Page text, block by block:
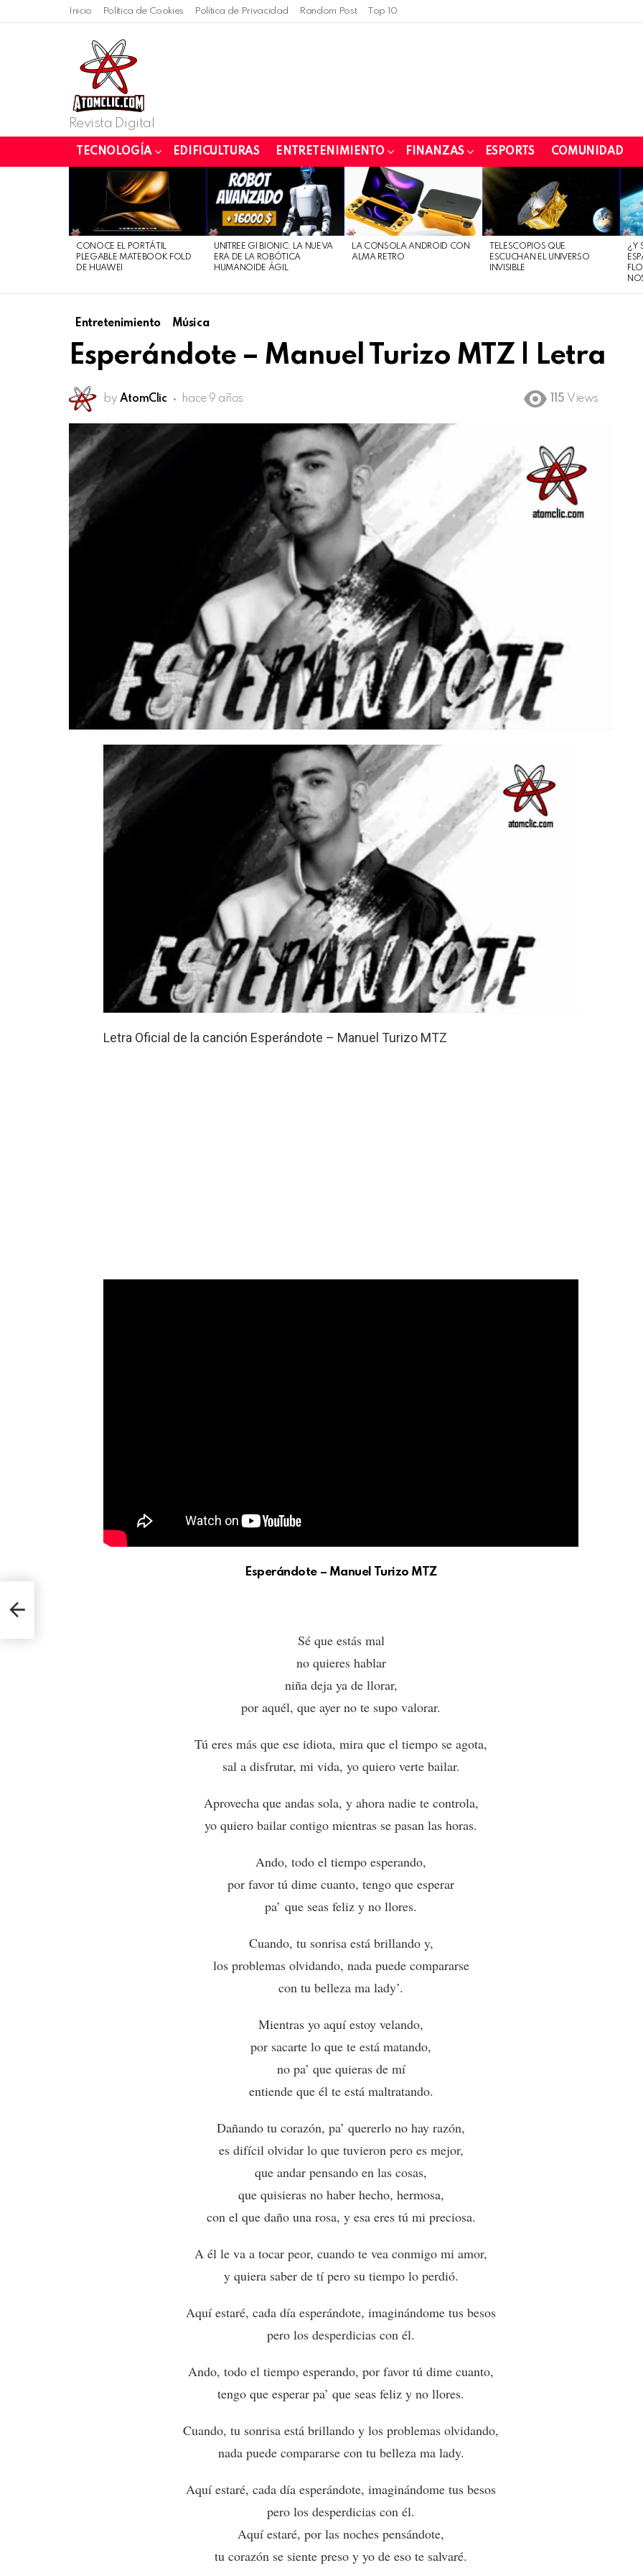
Inicio Política de Cookies Política de Privacidad Random Post Top 10
Revista Digital
TECNOLOGÍA EDIFICULTURAS ENTRETENIMIENTO FINANZAS ESPORTS COMUNIDAD
STORIES
CONOCE EL PORTÁTIL
PLEGABLE MATEBOOK FOLD
DE HUAWEI
UNITREE G1 BIONIC: LA NUEVA
ERA DE LA ROBÓTICA
HUMANOIDE ÁGIL
LA CONSOLA ANDROID CON
ALMA RETRO
TELESCOPIOS QUE
ESCUCHAN EL UNIVERSO
INVISIBLE
¿Y
Entretenimiento Música
Esperándote – Manuel Turizo MTZ | Letra
by AtomClic hace 9 años 115 Views
Letra Oficial de la canción Esperándote – Manuel Turizo MTZ
Esperándote – Manuel Turizo MTZ
Sé que estás mal
no quieres hablar
niña deja ya de llorar,
por aquél, que ayer no te supo valorar.
Tú eres más que ese idiota, mira que el tiempo se agota,
sal a disfrutar, mi vida, yo quiero verte bailar.
Aprovecha que andas sola, y ahora nadie te controla,
yo quiero bailar contigo mientras se pasan las horas.
Ando, todo el tiempo esperando,
por favor tú dime cuanto, tengo que esperar
pa’ que seas feliz y no llores.
Cuando, tu sonrisa está brillando y,
los problemas olvidando, nada puede compararse
con tu belleza ma lady’.
Mientras yo aquí estoy velando,
por sacarte lo que te está matando,
no pa’ que quieras de mí
entiende que él te está maltratando.
Dañando tu corazón, pa’ quererlo no hay razón,
es difícil olvidar lo que tuvieron pero es mejor,
que andar pensando en las cosas,
que quisieras no haber hecho, hermosa,
con el que daño una rosa, y esa eres tú mi preciosa.
A él le va a tocar peor, cuando te vea conmigo mi amor,
y quiera saber de tí pero su tiempo lo perdió.
Aquí estaré, cada día esperándote, imaginándome tus besos
pero los desperdicias con él.
Ando, todo el tiempo esperando, por favor tú dime cuanto,
tengo que esperar pa’ que seas feliz y no llores.
Cuando, tu sonrisa está brillando y los problemas olvidando,
nada puede compararse con tu belleza ma lady.
Aquí estaré, cada día esperándote, imaginándome tus besos
pero los desperdicias con él.
Aquí estaré, por las noches pensándote,
tu corazón se siente preso y yo de eso te salvaré.